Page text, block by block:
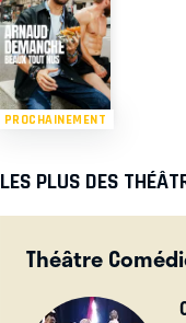
PROCHAINEMENT
LES PLUS DES
Théâtre